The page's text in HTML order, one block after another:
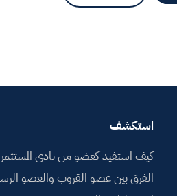
استكشف
كيف استفيد كعضو من نادي
الفرق بين عضو القروب والعضو